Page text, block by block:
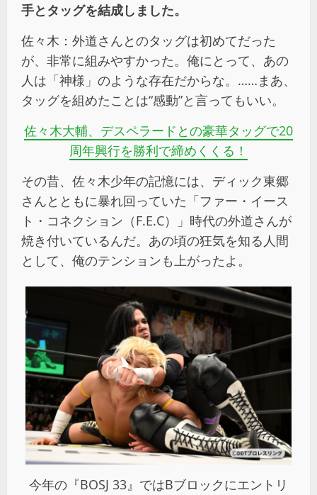
手とタッグを結成しました。
佐々木：外道さんとのタッグは初めてだった
が、非常に組みやすかった。俺にとって、あの
人は「神様」のような存在だからな。……まあ、
タッグを組めたことは“感動”と言ってもいい。
佐々木大輔、デスペラードとの豪華タッグで20
周年興行を勝利で締めくくる！
その昔、佐々木少年の記憶には、ディック東郷
さんとともに暴れ回っていた「ファー・イース
ト・コネクション（F.E.C）」時代の外道さんが
焼き付いているんだ。あの頃の狂気を知る人間
として、俺のテンションも上がったよ。
今年の『BOSJ 33』ではBブロックにエントリ